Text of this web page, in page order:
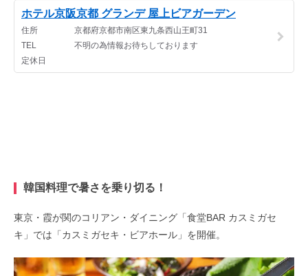
韓国料理で暑さを乗り切る！
東京・霞が関のコリアン・ダイニング「食堂BAR カスミガセ
キ」では「カスミガセキ・ビアホール」を開催。